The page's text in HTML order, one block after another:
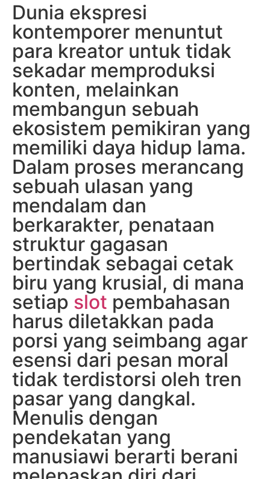
Dunia ekspresi
kontemporer menuntut
para kreator untuk tidak
sekadar memproduksi
konten, melainkan
membangun sebuah
ekosistem pemikiran yang
memiliki daya hidup lama.
Dalam proses merancang
sebuah ulasan yang
mendalam dan
berkarakter, penataan
struktur gagasan
bertindak sebagai cetak
biru yang krusial, di mana
setiap slot pembahasan
harus diletakkan pada
porsi yang seimbang agar
esensi dari pesan moral
tidak terdistorsi oleh tren
pasar yang dangkal.
Menulis dengan
pendekatan yang
manusiawi berarti berani